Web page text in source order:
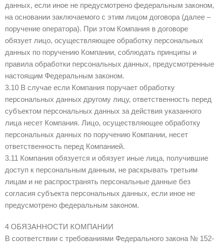
данных, если иное не предусмотрено федеральным законом,
на основании заключаемого с этим лицом договора (далее –
поручение оператора). При этом Компания в договоре
обязует лицо, осуществляющее обработку персональных
данных по поручению Компании, соблюдать принципы и
правила обработки персональных данных, предусмотренные
настоящим Федеральным законом.
3.10 В случае если Компания поручает обработку
персональных данных другому лицу, ответственность перед
субъектом персональных данных за действия указанного
лица несет Компания. Лицо, осуществляющее обработку
персональных данных по поручению Компании, несет
ответственность перед Компанией.
3.11 Компания обязуется и обязует иные лица, получившие
доступ к персональным данным, не раскрывать третьим
лицам и не распространять персональные данные без
согласия субъекта персональных данных, если иное не
предусмотрено федеральным законом.
4 ОБЯЗАННОСТИ КОМПАНИИ
В соответствии с требованиями Федерального закона № 152-